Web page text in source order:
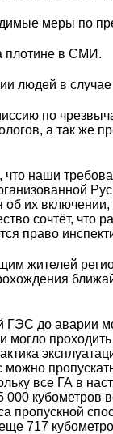
меры по
плотине в СМИ.
людей в
по
а так же
наши
их
сочтёт, что
право
жителей
до аварии
можно
все ГА в
000
пропускной
717